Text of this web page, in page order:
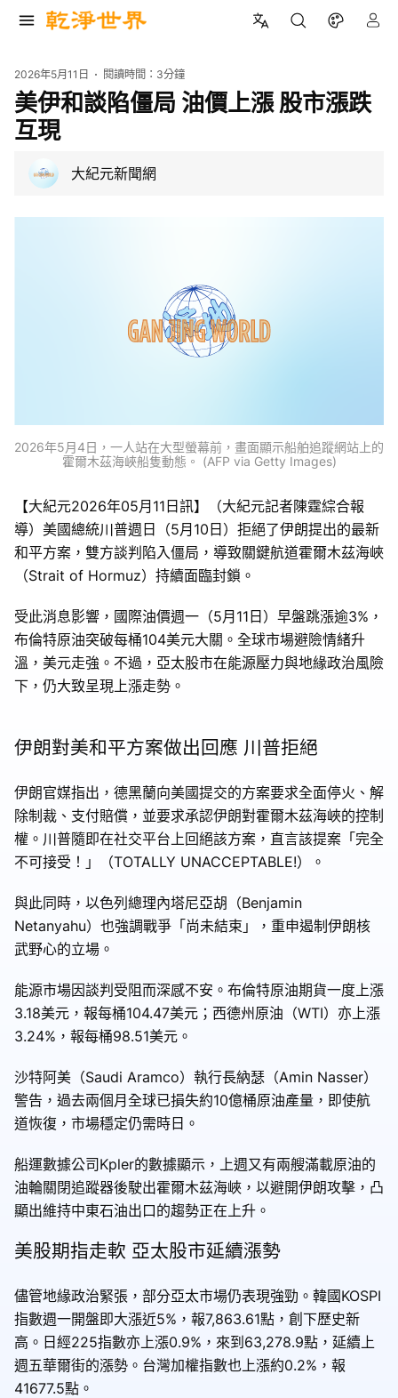
2026年5月11日 閱讀時間： 3分鐘
美伊和談陷僵局 油價上漲 股市漲跌
互現
大紀元新聞網
2026年5月4日，一人站在大型螢幕前，畫面顯示船舶追蹤網站上的
霍爾木茲海峽船隻動態。 (AFP via Getty Images)
【大紀元2026年05月11日訊】（大紀元記者陳霆綜合報
導）美國總統川普週日（5月10日）拒絕了伊朗提出的最新
和平方案，雙方談判陷入僵局，導致關鍵航道霍爾木茲海峽
（Strait of Hormuz）持續面臨封鎖。
受此消息影響，國際油價週一（5月11日）早盤跳漲逾3%，
布倫特原油突破每桶104美元大關。全球市場避險情緒升
溫，美元走強。不過，亞太股市在能源壓力與地緣政治風險
下，仍大致呈現上漲走勢。
伊朗對美和平方案做出回應 川普拒絕
伊朗官媒指出，德黑蘭向美國提交的方案要求全面停火、解
除制裁、支付賠償，並要求承認伊朗對霍爾木茲海峽的控制
權。川普隨即在社交平台上回絕該方案，直言該提案「完全
不可接受！」（TOTALLY UNACCEPTABLE!）。
與此同時，以色列總理內塔尼亞胡（Benjamin
Netanyahu）也強調戰爭「尚未結束」，重申遏制伊朗核
武野心的立場。
能源市場因談判受阻而深感不安。布倫特原油期貨一度上漲
3.18美元，報每桶104.47美元；西德州原油（WTI）亦上漲
3.24%，報每桶98.51美元。
沙特阿美（Saudi Aramco）執行長納瑟（Amin Nasser）
警告，過去兩個月全球已損失約10億桶原油產量，即使航
道恢復，市場穩定仍需時日。
船運數據公司Kpler的數據顯示，上週又有兩艘滿載原油的
油輪關閉追蹤器後駛出霍爾木茲海峽，以避開伊朗攻擊，凸
顯出維持中東石油出口的趨勢正在上升。
美股期指走軟 亞太股市延續漲勢
儘管地緣政治緊張，部分亞太市場仍表現強勁。韓國KOSPI
指數週一開盤即大漲近5%，報7,863.61點，創下歷史新
高。日經225指數亦上漲0.9%，來到63,278.9點，延續上
週五華爾街的漲勢。台灣加權指數也上漲約0.2%，報
41677.5點。